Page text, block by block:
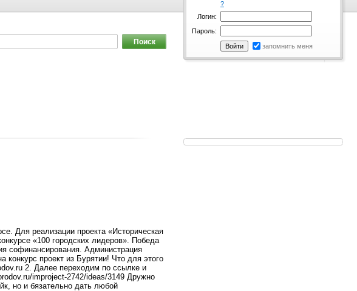
?
Логин:
Пароль:
запомнить меня
Для реализации проекта «Историческая
«100 городских лидеров». Победа
софинансирования. Администрация
конкурс проект из Бурятии! Что для этого
2. Далее переходим по ссылке и
improject-2742/ideas/3149 Дружно
но и бязательно дать любой